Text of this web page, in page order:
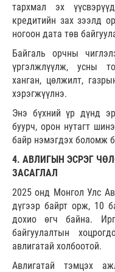
тархмал эх
кредитийн зах зээлд
ногоон дата төв
Байгаль орчны
үргэлжлүүлж, усны
ханган, цөлжилт,
хэрэгжүүлнэ.
Энэ бүхний үр дүнд
буурч, орон нутагт
байр нэмэгдэх боломж
4. АВЛИГЫН ЭСРЭГ
ЗАСАГЛАЛ
2025 онд Монгол Улс
дүгээр байрт орж, 10
дохио өгч байна.
байгуулалтын
авлигатай холбоотой.
Авлигатай тэмцэх